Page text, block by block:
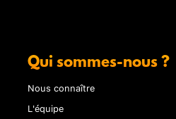
Qui sommes-nous ?
Nous connaître
L'équipe